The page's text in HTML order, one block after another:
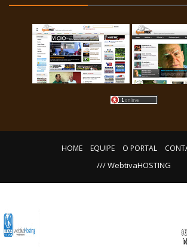
HOME EQUIPE O PORTAL
/// WebtivaHOSTING